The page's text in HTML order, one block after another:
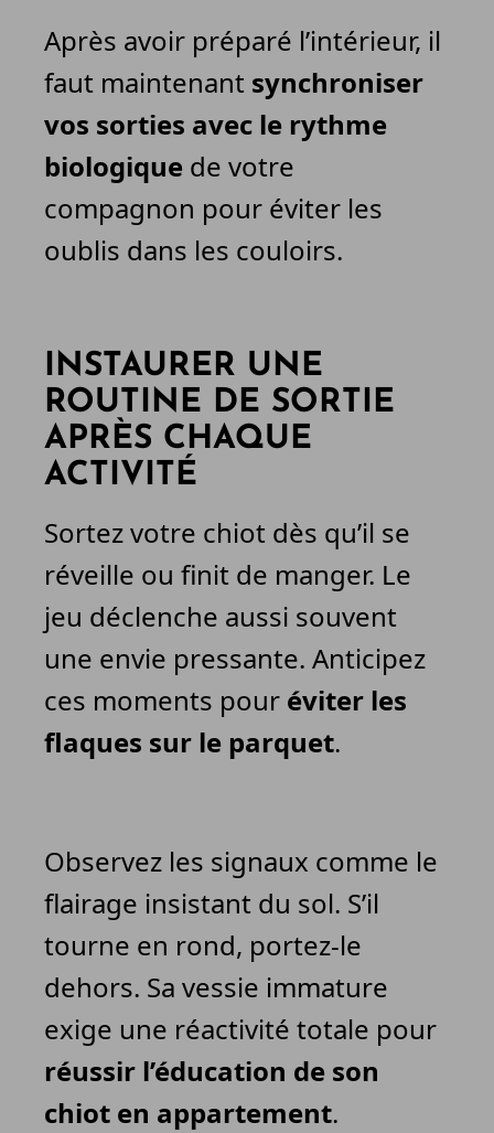
Après avoir préparé l’intérieur, il
faut maintenant synchroniser
vos sorties avec le rythme
biologique de votre
compagnon pour éviter les
oublis dans les couloirs.
INSTAURER UNE
ROUTINE DE SORTIE
APRÈS CHAQUE
ACTIVITÉ
Sortez votre chiot dès qu’il se
réveille ou finit de manger. Le
jeu déclenche aussi souvent
une envie pressante. Anticipez
ces moments pour éviter les
flaques sur le parquet.
Observez les signaux comme le
flairage insistant du sol. S’il
tourne en rond, portez-le
dehors. Sa vessie immature
exige une réactivité totale pour
réussir l’éducation de son
chiot en appartement.